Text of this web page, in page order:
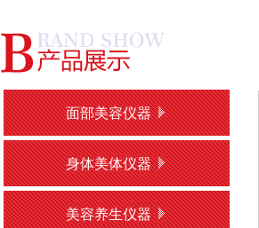
面部美容仪器
身体美体仪器
美容养生仪器